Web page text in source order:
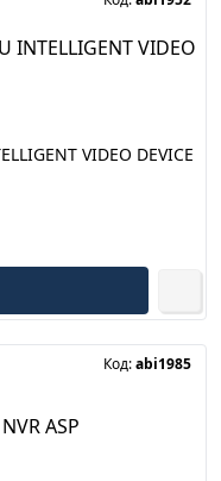
VIDEO DEVICE
Код:abi1985